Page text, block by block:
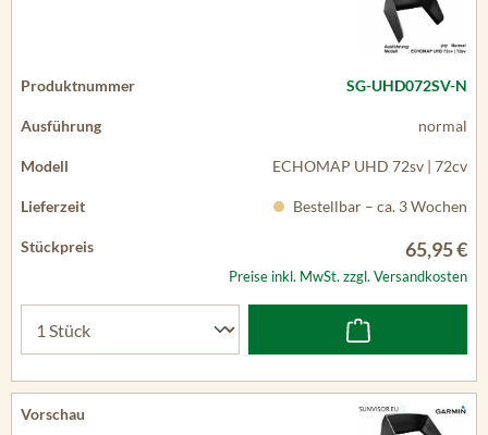
SG-UHD072SV-N
normal
ECHOMAP UHD 72sv | 72cv
Bestellbar – ca. 3 Wochen
65,95 €
Preise inkl. MwSt. zzgl. Versandkosten